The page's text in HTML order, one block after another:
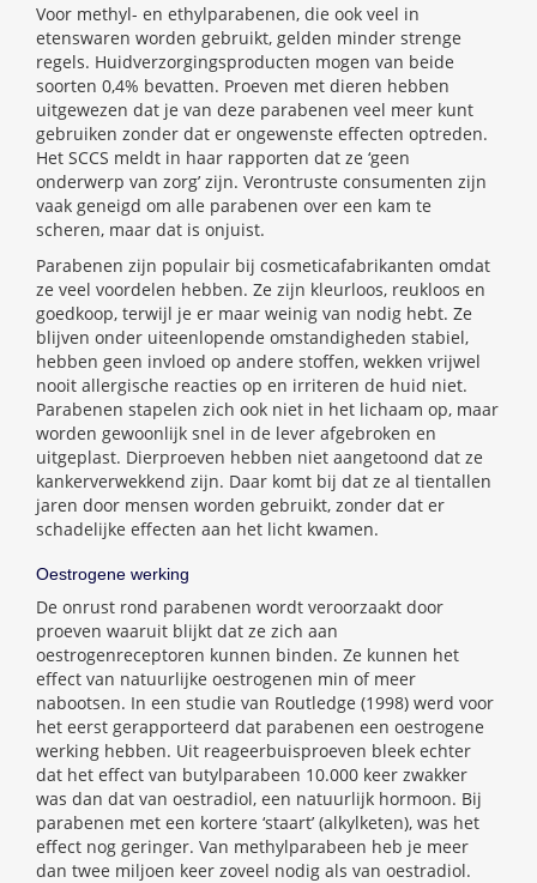
Voor methyl- en ethylparabenen, die ook veel in
etenswaren worden gebruikt, gelden minder strenge
regels. Huidverzorgingsproducten mogen van beide
soorten 0,4% bevatten. Proeven met dieren hebben
uitgewezen dat je van deze parabenen veel meer kunt
gebruiken zonder dat er ongewenste effecten optreden.
Het SCCS meldt in haar rapporten dat ze ‘geen
onderwerp van zorg’ zijn. Verontruste consumenten zijn
vaak geneigd om alle parabenen over een kam te
scheren, maar dat is onjuist.
Parabenen zijn populair bij cosmeticafabrikanten omdat
ze veel voordelen hebben. Ze zijn kleurloos, reukloos en
goedkoop, terwijl je er maar weinig van nodig hebt. Ze
blijven onder uiteenlopende omstandigheden stabiel,
hebben geen invloed op andere stoffen, wekken vrijwel
nooit allergische reacties op en irriteren de huid niet.
Parabenen stapelen zich ook niet in het lichaam op, maar
worden gewoonlijk snel in de lever afgebroken en
uitgeplast. Dierproeven hebben niet aangetoond dat ze
kankerverwekkend zijn. Daar komt bij dat ze al tientallen
jaren door mensen worden gebruikt, zonder dat er
schadelijke effecten aan het licht kwamen.
Oestrogene werking
De onrust rond parabenen wordt veroorzaakt door
proeven waaruit blijkt dat ze zich aan
oestrogenreceptoren kunnen binden. Ze kunnen het
effect van natuurlijke oestrogenen min of meer
nabootsen. In een studie van Routledge (1998) werd voor
het eerst gerapporteerd dat parabenen een oestrogene
werking hebben. Uit reageerbuisproeven bleek echter
dat het effect van butylparabeen 10.000 keer zwakker
was dan dat van oestradiol, een natuurlijk hormoon. Bij
parabenen met een kortere ‘staart’ (alkylketen), was het
effect nog geringer. Van methylparabeen heb je meer
dan twee miljoen keer zoveel nodig als van oestradiol.